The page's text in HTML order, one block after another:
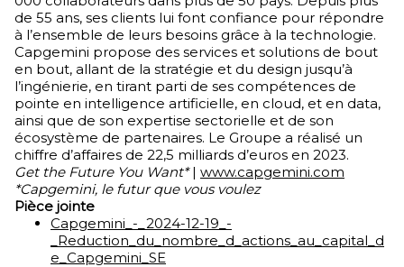
de 55 ans, ses clients lui font confiance pour répondre
à l’ensemble de leurs besoins grâce à la technologie.
Capgemini propose des services et solutions de bout
en bout, allant de la stratégie et du design jusqu’à
l’ingénierie, en tirant parti de ses compétences de
pointe en intelligence artificielle, en cloud, et en data,
ainsi que de son expertise sectorielle et de son
écosystème de partenaires. Le Groupe a réalisé un
chiffre d’affaires de 22,5 milliards d’euros en 2023.
Get the Future You Want*| www.capgemini.com
*Capgemini, le futur que vous voulez
Pièce jointe
Capgemini_-_2024-12-19_-
_Reduction_du_nombre_d_actions_au_capital_d
e_Capgemini_SE